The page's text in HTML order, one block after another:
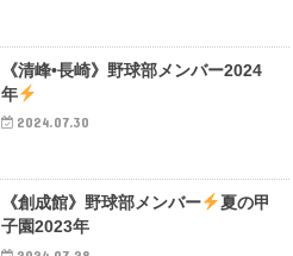
《清峰•長崎》野球部メンバー2024
年
2024.07.30
《創成館》野球部メンバー
夏の甲
子園2023年